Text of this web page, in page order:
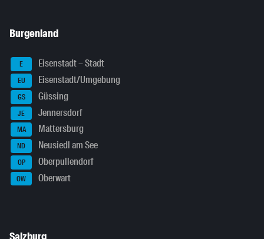
Burgenland
E Eisenstadt – Stadt
EU Eisenstadt/Umgebung
GS Güssing
JE Jennersdorf
MA Mattersburg
ND Neusiedl am See
OP Oberpullendorf
OW Oberwart